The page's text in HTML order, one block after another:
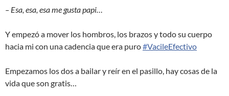
– Esa, esa, esa me gusta papi…
Y empezó a mover los hombros, los brazos y todo su cuerpo
hacia mi con una cadencia que era puro#VacileEfectivo
Empezamos los dos a bailar y reír en el pasillo, hay cosas de la
vida que son gratis…